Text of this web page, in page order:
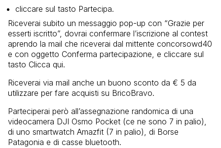
cliccare sul tasto Partecipa.
Riceverai subito un messaggio pop-up con “Grazie per
esserti iscritto”, dovrai confermare l’iscrizione al contest
aprendo la mail che riceverai dal mittente concorsowd40
e con oggetto Conferma partecipazione, e cliccare sul
tasto Clicca qui.
Riceverai via mail anche un buono sconto da € 5 da
utilizzare per fare acquisti su BricoBravo.
Parteciperai però all’assegnazione randomica di una
videocamera DJI Osmo Pocket (ce ne sono 7 in palio),
di uno smartwatch Amazfit (7 in palio), di Borse
Patagonia e di casse bluetooth.